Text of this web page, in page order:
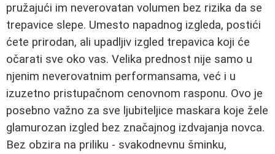
pružajući im neverovatan volumen bez rizika da se
trepavice slepe. Umesto napadnog izgleda, postići
ćete prirodan, ali upadljiv izgled trepavica koji će
očarati sve oko vas. Velika prednost nije samo u
njenim neverovatnim performansama, već i u
izuzetno pristupačnom cenovnom rasponu. Ovo je
posebno važno za sve ljubiteljice maskara koje žele
glamurozan izgled bez značajnog izdvajanja novca.
Bez obzira na priliku - svakodnevnu šminku,